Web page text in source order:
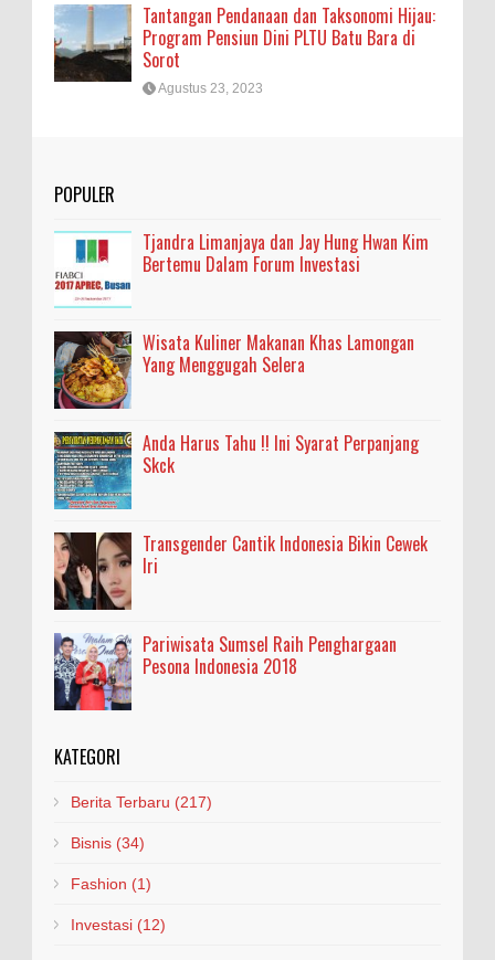
Tantangan Pendanaan dan Taksonomi Hijau:
Program Pensiun Dini PLTU Batu Bara di
Sorot
Agustus 23, 2023
POPULER
Tjandra Limanjaya dan Jay Hung Hwan Kim
Bertemu Dalam Forum Investasi
Wisata Kuliner Makanan Khas Lamongan
Yang Menggugah Selera
Anda Harus Tahu !! Ini Syarat Perpanjang
Skck
Transgender Cantik Indonesia Bikin Cewek
Iri
Pariwisata Sumsel Raih Penghargaan
Pesona Indonesia 2018
KATEGORI
Berita Terbaru (217)
Bisnis (34)
Fashion (1)
Investasi (12)